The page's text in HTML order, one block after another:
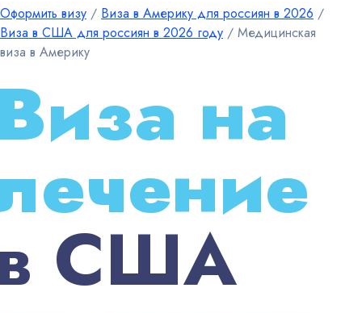
Оформить визу ∕ Виза в Америку для россиян в 2026 ∕
Виза в США для россиян в 2026 году ∕ Медицинская
виза в Америку
на
США